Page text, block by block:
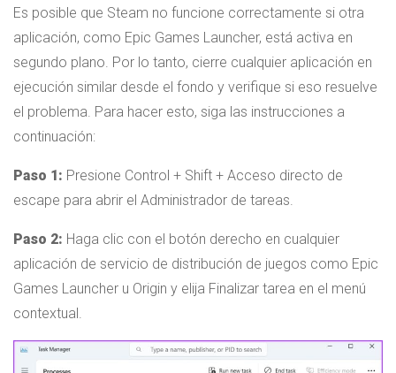
Es posible que Steam no funcione correctamente si otra
aplicación, como Epic Games Launcher, está activa en
segundo plano. Por lo tanto, cierre cualquier aplicación en
ejecución similar desde el fondo y verifique si eso resuelve
el problema. Para hacer esto, siga las instrucciones a
continuación:
Paso 1: Presione Control + Shift + Acceso directo de
escape para abrir el Administrador de tareas.
Paso 2: Haga clic con el botón derecho en cualquier
aplicación de servicio de distribución de juegos como Epic
Games Launcher u Origin y elija Finalizar tarea en el menú
contextual.